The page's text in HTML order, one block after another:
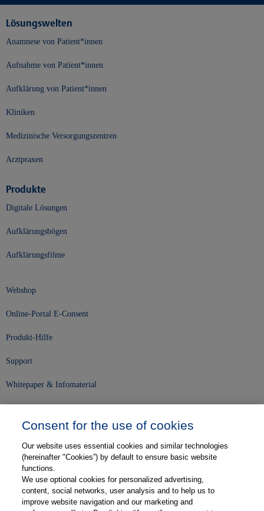
Lösungswelten
Anamnese von Patient*innen
Aufnahme von Patient*innen
Aufklärung von Patient*innen
Kliniken
Medizinische Versorgungszentren
Arztpraxen
Produkte
Digitale Lösungen
Aufklärungsbögen
Aufklärungsfilme
Webshop
Online-Portal E-Consent
Produkt-Hilfe
Support
Whitepaper & Infomaterial
Karriere
Kontakt
Web-Semniare
Consent for the use of cookies
Our website uses essential cookies and similar technologies
(hereinafter "Cookies”) by default to ensure basic website
functions.
We use optional cookies for personalized advertising,
content, social networks, user analysis and to help us to
improve website navigation and our marketing and